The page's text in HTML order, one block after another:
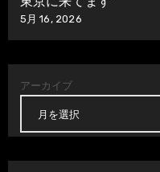
5月 16, 2026
アーカイブ